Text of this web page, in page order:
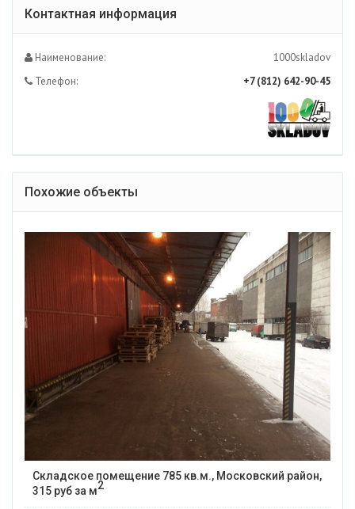
Контактная информация
Наименование:
1000skladov
Телефон:
+7 (812) 642-90-45
Похожие объекты
Складское помещение 785 кв.м., Московский район,
315 руб за м2